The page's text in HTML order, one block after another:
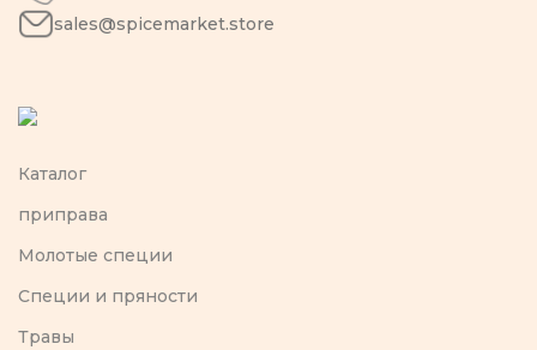
sales@spicemarket.store
Каталог
приправа
Молотые специи
Специи и пряности
Травы